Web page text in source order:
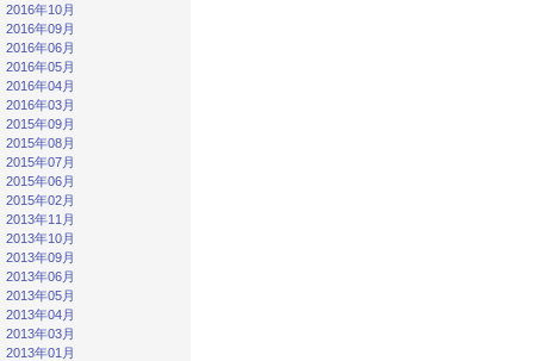
2016年10月
2016年09月
2016年06月
2016年05月
2016年04月
2016年03月
2015年09月
2015年08月
2015年07月
2015年06月
2015年02月
2013年11月
2013年10月
2013年09月
2013年06月
2013年05月
2013年04月
2013年03月
2013年01月